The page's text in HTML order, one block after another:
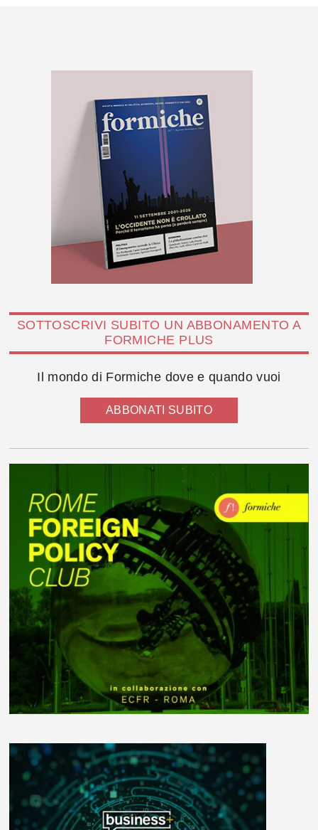
SOTTOSCRIVI SUBITO UN ABBONAMENTO A
FORMICHE PLUS
Il mondo di Formiche dove e quando vuoi
ABBONATI SUBITO